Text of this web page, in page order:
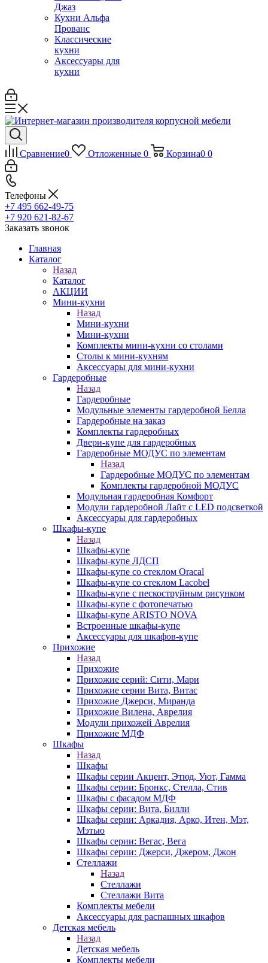
Джаз
Кухни Альфа
Прованс
Классические
кухни
Аксессуары для
кухни
Сравнение0 Отложенные 0 Корзина0 0
Телефоны
+7 495 662-49-75
+7 920 621-82-67
Заказать звонок
Главная
Каталог
Назад
Каталог
АКЦИИ
Мини-кухни
Назад
Мини-кухни
Мини-кухни
Комплекты мини-кухни со столами
Столы к мини-кухням
Аксессуары для мини-кухни
Гардеробные
Назад
Гардеробные
Модульные элементы гардеробной Белла
Гардеробные на заказ
Комплекты гардеробных
Двери-купе для гардеробных
Гардеробные МОДУС по элементам
Назад
Гардеробные МОДУС по элементам
Комплекты гардеробной МОДУС
Модульная гардеробная Комфорт
Модули гардеробной Лайт с LED подсветкой
Аксессуары для гардеробных
Шкафы-купе
Назад
Шкафы-купе
Шкафы-купе ЛДСП
Шкафы-купе со стеклом Oracal
Шкафы-купе со стеклом Lacobel
Шкафы-купе с пескоструйным рисунком
Шкафы-купе с фотопечатью
Шкафы-купе ARISTO NOVA
Встроенные шкафы-купе
Аксессуары для шкафов-купе
Прихожие
Назад
Прихожие
Прихожие серий: Сити, Мари
Прихожие серии Вита, Витас
Прихожие Джерси, Миранда
Прихожие Вилена, Аврелия
Модули прихожей Аврелия
Прихожие МДФ
Шкафы
Назад
Шкафы
Шкафы серии Акцент, Этюд, Уют, Гамма
Шкафы серии: Бронкс, Стелла, Стив
Шкафы с фасадом МДФ
Шкафы серии: Вита, Билли
Шкафы серии: Аркадия, Арко, Итен, Мэт,
Мэтью
Шкафы серии: Вегас, Вега
Шкафы серии: Джерси, Джером, Джон
Стеллажи
Назад
Стеллажи
Стеллажи Вита
Комплекты мебели
Аксессуары для распашных шкафов
Детская мебель
Назад
Детская мебель
Комплекты мебели